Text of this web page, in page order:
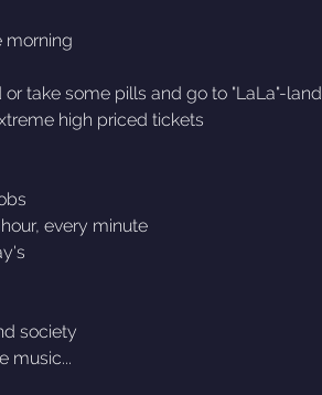
morning
take some pills and go to "LaLa"-land
high priced tickets
every minute
society
music...